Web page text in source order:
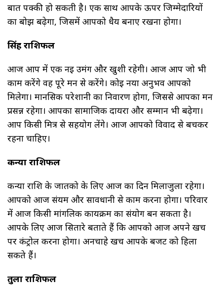
बात पक्की हो सकती है। एक साथ आपके ऊपर जिम्मेदारियों
का बोझ बढ़ेगा, जिसमें आपको धैर्य बनाए रखना होगा।
सिंह राशिफल
आज आप में एक नई उमंग और खुशी रहेगी। आज आप जो भी
काम करेंगे वह पूरे मन से करेंगे। कोई नया अनुभव आपको
मिलेगा। मानसिक परेशानी का निवारण होगा, जिससे आपका मन
प्रसन्न रहेगा। आपका सामाजिक दायरा और सम्मान भी बढ़ेगा।
आप किसी मित्र से सहयोग लेंगे। आज आपको विवाद से बचकर
रहना चाहिए।
कन्या राशिफल
कन्या राशि के जातको के लिए आज का दिन मिलाजुला रहेगा।
आपको आज संयम और सावधानी से काम करना होगा। परिवार
में आज किसी मांगलिक कार्यक्रम का संयोग बन सकता है।
आपके लिए आज सितारे बताते हैं कि आपको आज अपने खर्च
पर कंट्रोल करना होगा। अनचाहे खर्च आपके बजट को हिला
सकते हैं।
तुला राशिफल